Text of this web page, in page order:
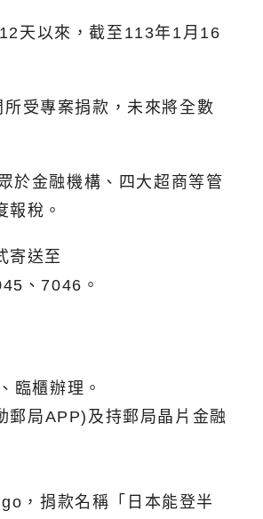
天以來，截至113年1月16
受專案捐款，未來將全數
於金融機構、四大超商等管
稅。
寄送至
、7046。
臨櫃辦理。
郵局APP)及持郵局晶片金融
，捐款名稱「日本能登半